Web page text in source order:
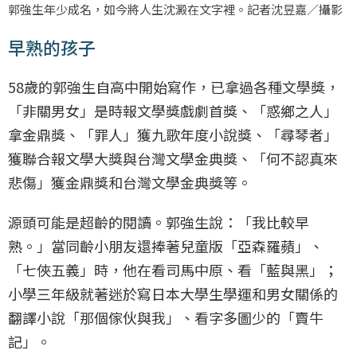
郭強生年少成名，如今將人生沈澱在文字裡。記者沈昱嘉／攝影
早熟的孩子
58歲的郭強生自高中開始寫作，已拿過各種文學獎，
「非關男女」是時報文學獎戲劇首獎、「惑鄉之人」
拿金鼎獎、「罪人」獲九歌年度小說獎、「尋琴者」
獲聯合報文學大獎與台灣文學金典獎、「何不認真來
悲傷」獲金鼎獎和台灣文學金典獎等。
源頭可能是超齡的閱讀。郭強生說：「我比較早
熟。」當同齡小朋友還捧著兒童版「亞森羅蘋」、
「七俠五義」時，他在看司馬中原、看「藍與黑」；
小學三年級就著迷於寫日本大學生學運和男女關係的
翻譯小說「那個傢伙與我」、看字多圖少的「賣牛
記」。